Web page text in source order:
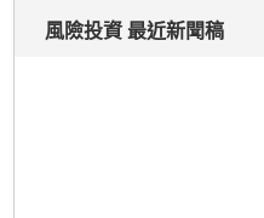
風險投資 最近新聞稿